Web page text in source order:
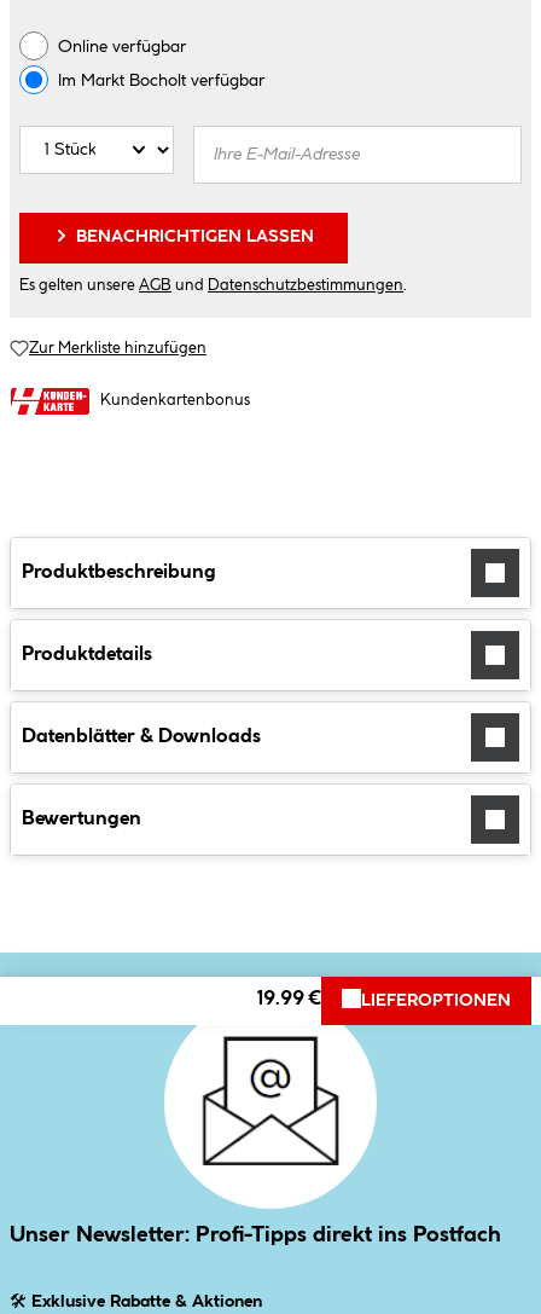
Online verfügbar
Im Markt Bocholtverfügbar
BENACHRICHTIGEN LASSEN
Es gelten unsere AGB und Datenschutzbestimmungen
Zur Merkliste hinzufügen
Kundenkartenbonus
Produktbeschreibung
Produktdetails
Datenblätter & Downloads
Bewertungen
19.99 € LIEFEROPTIONEN
Unser Newsletter: Profi-Tipps direkt ins Postfach
🛠 Exklusive Rabatte & Aktionen